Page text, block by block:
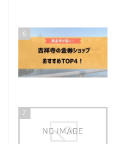
6
7